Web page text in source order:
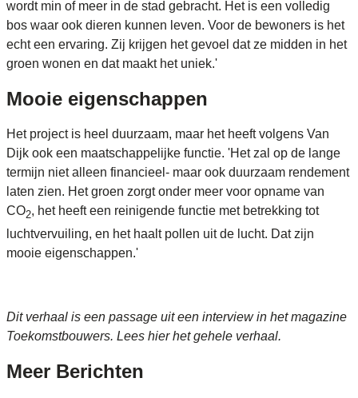
wordt min of meer in de stad gebracht. Het is een volledig
bos waar ook dieren kunnen leven. Voor de bewoners is het
echt een ervaring. Zij krijgen het gevoel dat ze midden in het
groen wonen en dat maakt het uniek.'
Mooie eigenschappen
Het project is heel duurzaam, maar het heeft volgens Van
Dijk ook een maatschappelijke functie. 'Het zal op de lange
termijn niet alleen financieel- maar ook duurzaam rendement
laten zien. Het groen zorgt onder meer voor opname van
CO2, het heeft een reinigende functie met betrekking tot
luchtvervuiling, en het haalt pollen uit de lucht. Dat zijn
mooie eigenschappen.'
Dit verhaal is een passage uit een interview in het magazine
Toekomstbouwers. Lees hier het gehele verhaal.
Meer Berichten